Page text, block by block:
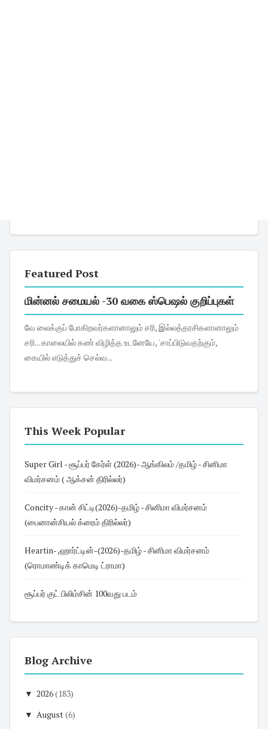
Featured Post
மின்னல் சமையல் -30 வகை ஸ்பெஷல் குறிப்புகள்
வே லைக்குப் போகிறவர்களானாலும் சரி, இல்லத்தரசிகளானாலும்
சரி... காலையில் கண் விழித்த உடனேயே, 'சாப்பிடுவதற்கும்,
கையில் எடுத்துச் செல்வ...
This Week Popular
Super Girl - சூப்பர் கேர்ள் (2026)- ஆங்கிலம் /தமிழ் - சினிமா
விமர்சனம் ( ஆக்சன் திரில்லர்)
Concity - கான் சிட்டி(2026)-தமிழ் - சினிமா விமர்சனம்
(பைனான்சியல் க்ரைம் திரில்லர்)
Heartin- ,ஹார்ட்டின்-(2026)-தமிழ் - சினிமா விமர்சனம்
(ரொமாண்டிக் காமெடி ட்ராமா)
சூப்பர் குட் பிலிம்சின் 100வது படம்
Blog Archive
▼ 2026(183)
▼ August(6)